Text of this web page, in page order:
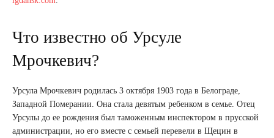
Что известно об Урсуле
Мрочкевич?
Урсула Мрочкевич родилась 3 октября 1903 года в Белограде,
Западной Померании. Она стала девятым ребенком в семье. Отец
Урсулы до ее рождения был таможенным инспектором в прусской
администрации, но его вместе с семьей перевели в Щецин в